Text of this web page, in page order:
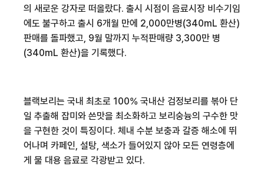
의 새로운 강자로 떠올랐다. 출시 시점이 음료시장 비수기임
에도 불구하고 출시 6개월 만에 2,000만병(340mL 환산)
판매를 돌파했고, 9월 말까지 누적판매량 3,300만 병
(340mL 환산)을 기록했다.
블랙보리는 국내 최초로 100% 국내산 검정보리를 볶아 단
일 추출해 잡미와 쓴맛을 최소화하고 보리숭늉의 구수한 맛
을 구현한 것이 특징이다. 체내 수분 보충과 갈증 해소에 뛰
어나며 카페인, 설탕, 색소가 들어있지 않아 모든 연령층에
게 물 대용 음료로 각광받고 있다.